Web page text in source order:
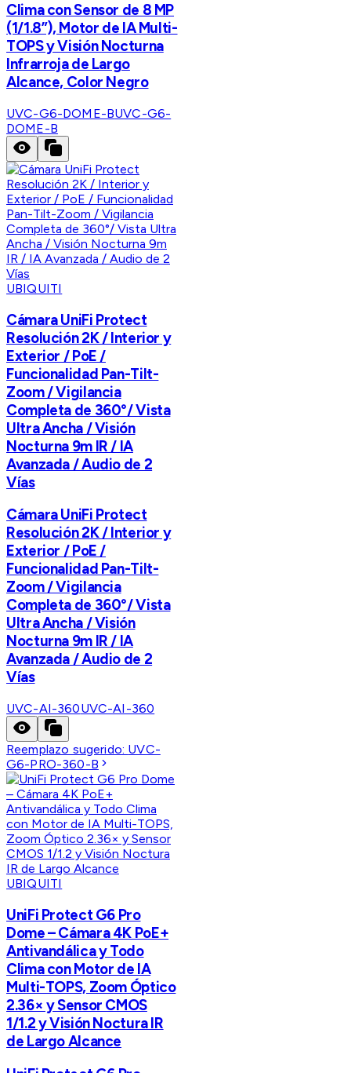
Clima con Sensor de 8 MP
(1/1.8”), Motor de IA Multi-
TOPS y Visión Nocturna
Infrarroja de Largo
Alcance, Color Negro
UVC-G6-DOME-BUVC-G6-
DOME-B
UBIQUITI
Cámara UniFi Protect
Resolución 2K / Interior y
Exterior / PoE /
Funcionalidad Pan-Tilt-
Zoom / Vigilancia
Completa de 360°/ Vista
Ultra Ancha / Visión
Nocturna 9m IR / IA
Avanzada / Audio de 2
Vías
Cámara UniFi Protect
Resolución 2K / Interior y
Exterior / PoE /
Funcionalidad Pan-Tilt-
Zoom / Vigilancia
Completa de 360°/ Vista
Ultra Ancha / Visión
Nocturna 9m IR / IA
Avanzada / Audio de 2
Vías
UVC-AI-360UVC-AI-360
Reemplazo sugerido: UVC-
G6-PRO-360-B
UBIQUITI
UniFi Protect G6 Pro
Dome – Cámara 4K PoE+
Antivandálica y Todo
Clima con Motor de IA
Multi-TOPS, Zoom Óptico
2.36× y Sensor CMOS
1/1.2 y Visión Noctura IR
de Largo Alcance